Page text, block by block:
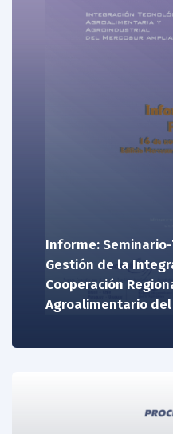
Informe:
Gestión de la
Cooperación
Agroalimentario